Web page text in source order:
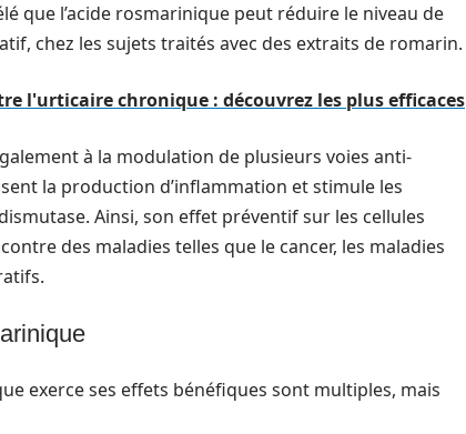
que l’acide rosmarinique peut réduire le niveau de
chez les sujets traités avec des extraits de romarin.
l'urticaire chronique : découvrez les plus efficaces
à la modulation de plusieurs voies anti-
la production d’inflammation et stimule les
Ainsi, son effet préventif sur les cellules
des maladies telles que le cancer, les maladies
exerce ses effets bénéfiques sont multiples, mais